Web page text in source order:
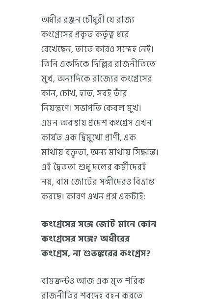
অধীর রঞ্জন চৌধুরী যে রাজ্য
কংগ্রেসের প্রকৃত কর্তৃত্ব ধরে
রেখেছেন, তাতে কারও সন্দেহ নেই।
তিনি একদিকে দিল্লির রাজনীতিতে
মুখ, অন্যদিকে রাজ্যের কংগ্রেসের
কান, চোখ, হাত, সবই তাঁর
নিয়ন্ত্রণে। সভাপতি কেবল মুখ।
এমন অবস্থায় প্রদেশ কংগ্রেস এখন
কার্যত এক দ্বিমুখো প্রাণী, এক
মাথায় বক্তৃতা, অন্য মাথায় সিদ্ধান্ত।
এই দ্বৈততা শুধু দলের কর্মীদেরই
নয়, বাম জোটের সঙ্গীদেরও বিভ্রান্ত
করছে। কারণ এখন প্রশ্ন একটাই:
কংগ্রেসের সঙ্গে জোট মানে কোন
কংগ্রেসের সঙ্গে? অধীরের
কংগ্রেস, না শুভঙ্করের কংগ্রেস?
বামফ্রন্টও আজ এক মৃত শরিক
রাজনীতির শবদেহ বহন করতে